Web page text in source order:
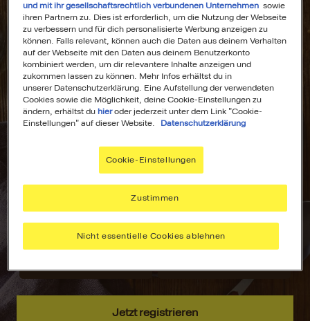
All Deine
Lieblingsrezepte
an einem Ort!
suchen –
speichere deine
aller liebsten
Rezepte, sammle
Inspiration und
hab alles immer
griffbereit.
Dein
Wochenplaner für
stressfreies
Kochen!
Plane deine
Mahlzeiten mit
dem MAGGI
passend zu
deinen Vorlieben.
Jetzt registrieren
und mit ihr gesellschaftsrechtlich verbundenen Unternehmen sowie
ihren Partnern zu. Dies ist erforderlich, um die Nutzung der Webseite
zu verbessern und für dich personalisierte Werbung anzeigen zu
können. Falls relevant, können auch die Daten aus deinem Verhalten
auf der Webseite mit den Daten aus deinem Benutzerkonto
kombiniert werden, um dir relevantere Inhalte anzeigen und
zukommen lassen zu können. Mehr Infos erhältst du in
unserer Datenschutzerklärung. Eine Aufstellung der verwendeten
Cookies sowie die Möglichkeit, deine Cookie-Einstellungen zu
ändern, erhältst du hieroder jederzeit unter dem Link "Cookie-
Einstellungen" auf dieser Website.
Datenschutzerklärung
Cookie-Einstellungen
Nicht essentielle Cookies ablehnen
Zustimmen